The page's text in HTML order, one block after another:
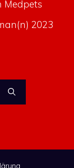
Medpets
2023